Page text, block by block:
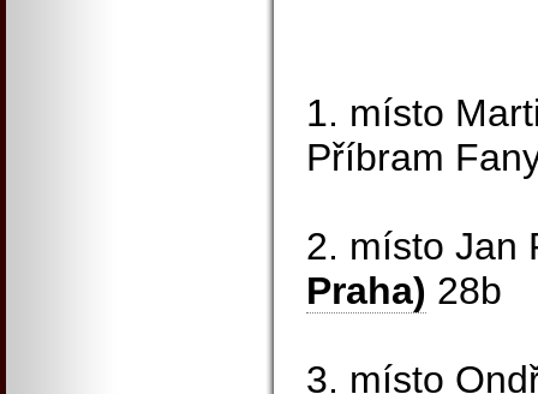
1. místo
Příbram
2. místo Jan
Praha) 28b
3. místo